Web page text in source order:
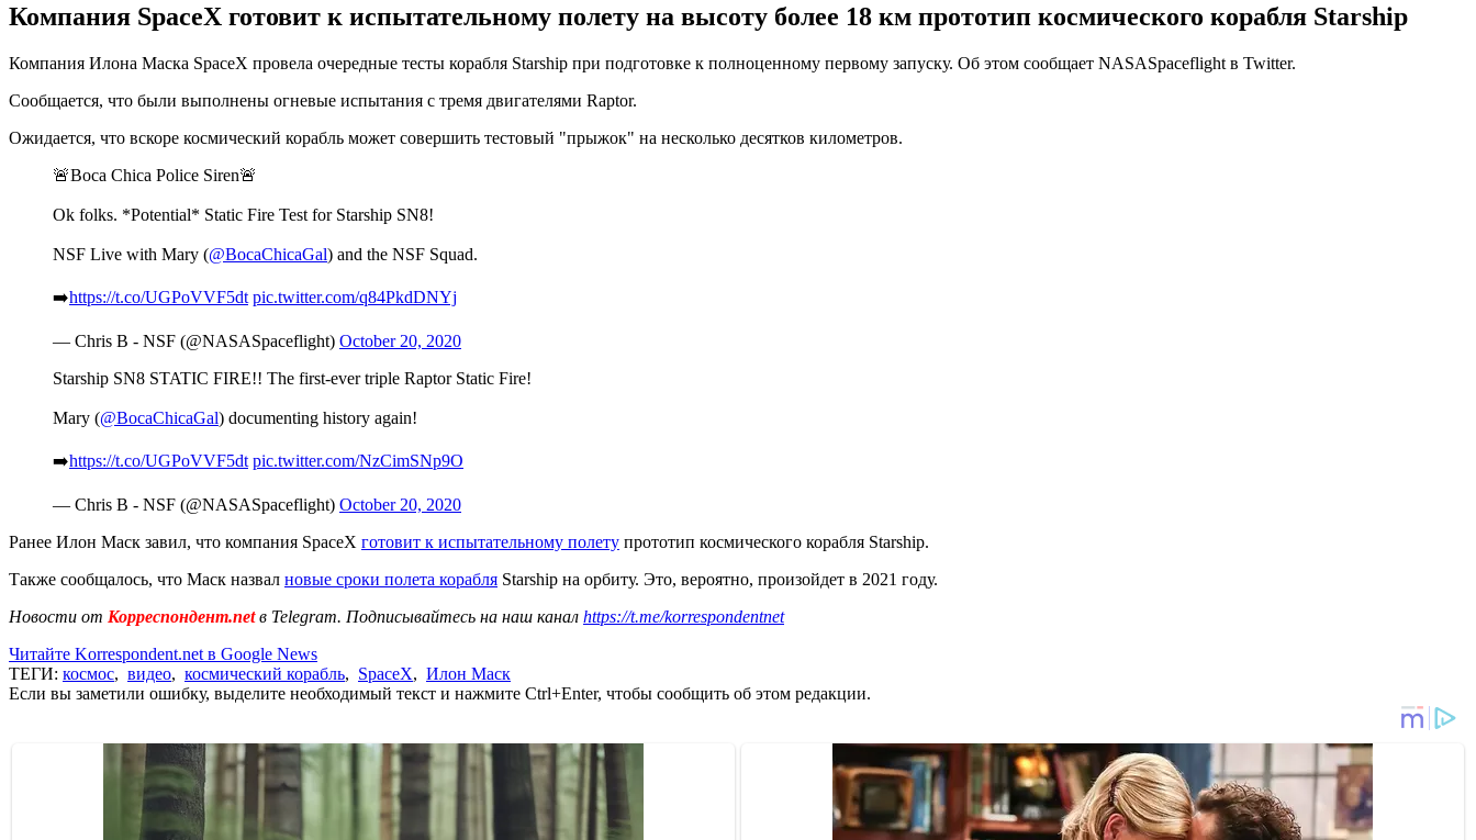
Компания SpaceX готовит к испытательному полету на высоту более 18 км прототип космического корабля Starship
Компания Илона Маска SpaceX провела очередные тесты корабля Starship при подготовке к полноценному первому запуску. Об этом сообщает NASASpaceflight в Twitter.
Сообщается, что были выполнены огневые испытания с тремя двигателями Raptor.
Ожидается, что вскоре космический корабль может совершить тестовый "прыжок" на несколько десятков километров.
🚨Boca Chica Police Siren🚨
Ok folks. *Potential* Static Fire Test for Starship SN8!
NSF Live with Mary (@BocaChicaGal) and the NSF Squad.
➡️https://t.co/UGPoVVF5dt pic.twitter.com/q84PkdDNYj
— Chris B - NSF (@NASASpaceflight) October 20, 2020
Starship SN8 STATIC FIRE!! The first-ever triple Raptor Static Fire!
Mary (@BocaChicaGal) documenting history again!
➡️https://t.co/UGPoVVF5dt pic.twitter.com/NzCimSNp9O
— Chris B - NSF (@NASASpaceflight) October 20, 2020
Ранее Илон Маск завил, что компания SpaceX готовит к испытательному полету прототип космического корабля Starship.
Также сообщалось, что Маск назвал новые сроки полета корабля Starship на орбиту. Это, вероятно, произойдет в 2021 году.
Новости от Корреспондент.netв Telegram. Подписывайтесь на наш канал https://t.me/korrespondentnet
Читайте Korrespondent.net в Google News
ТЕГИ: космос, видео, космический корабль, SpaceX, Илон Маск
Если вы заметили ошибку, выделите необходимый текст и нажмите Ctrl+Enter, чтобы сообщить об этом редакции.